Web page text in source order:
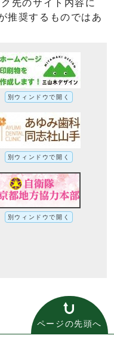
先のサイト内容に
推奨するものではあ
別ウィンドウで開く
別ウィンドウで開く
別ウィンドウで開く
ページの先頭へ